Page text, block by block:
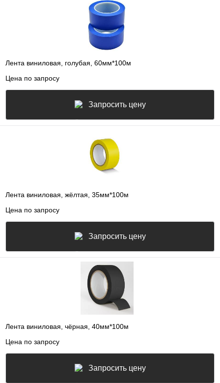
Лента виниловая, голубая, 60мм*100м
Цена по запросу
Запросить цену
Лента виниловая, жёлтая, 35мм*100м
Цена по запросу
Запросить цену
Лента виниловая, чёрная, 40мм*100м
Цена по запросу
Запросить цену